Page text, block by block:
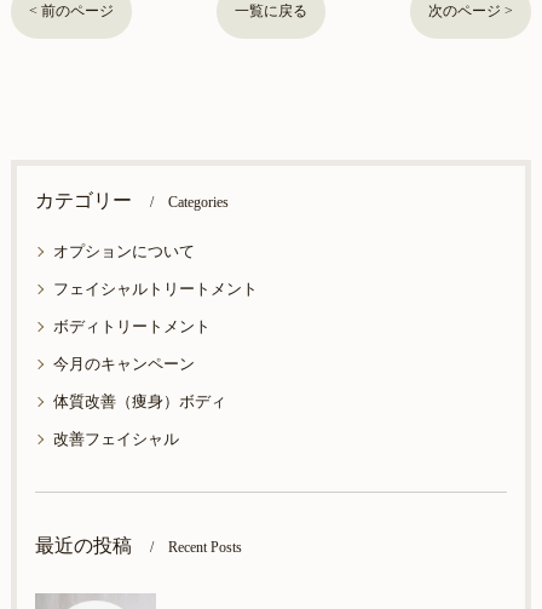
< 前のページ 一覧に戻る 次のページ >
カテゴリー Categories
オプションについて
フェイシャルトリートメント
ボディトリートメント
今月のキャンペーン
体質改善（痩身）ボディ
改善フェイシャル
最近の投稿 Recent Posts